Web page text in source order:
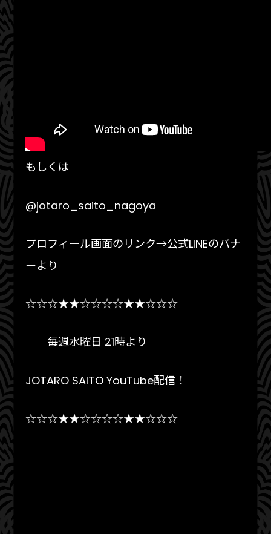
もしくは
@jotaro_saito_nagoya
プロフィール画面のリンク→公式LINEのバナ
ーより
☆☆☆★★☆☆☆☆★★☆☆☆
毎週水曜日 21時より
JOTARO SAITO YouTube配信！
☆☆☆★★☆☆☆☆★★☆☆☆